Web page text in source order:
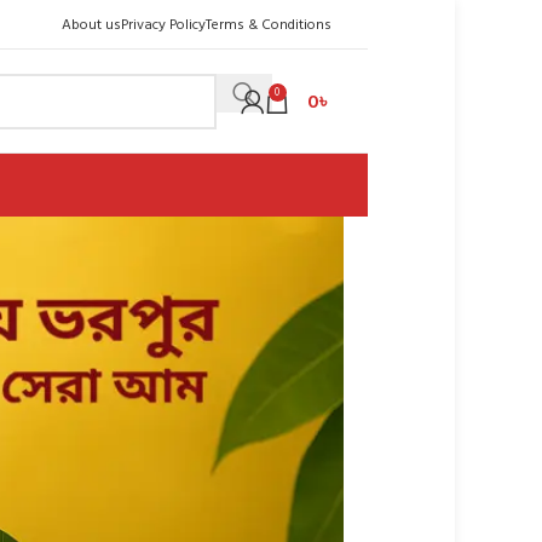
About usPrivacy PolicyTerms & Conditions
0 0৳